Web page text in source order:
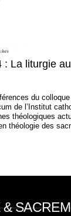
: La liturgie
du
de l’Institut
théologiques
théologie des